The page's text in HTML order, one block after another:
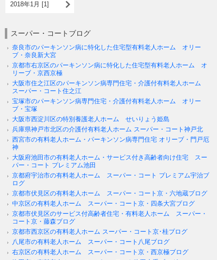
2018年1月 [1]
スーパー・コートブログ
奈良市のパーキンソン病に特化した住宅型有料老人ホーム オリー
ブ・奈良新大宮
京都市右京区のパーキンソン病に特化した住宅型有料老人ホーム オ
リーブ・京西京極
大阪市住之江区のパーキンソン病専門住宅・介護付有料老人ホーム
スーパー・コート住之江
宝塚市のパーキンソン病専門住宅・介護付有料老人ホーム オリー
ブ・宝塚
大阪市西淀川区の特別養護老人ホーム せいりょう姫島
兵庫県神戸市北区の介護付有料老人ホーム スーパー・コート神戸北
西宮市の有料老人ホーム・パーキンソン病専門住宅 オリーブ・門戸厄
神
大阪府池田市の有料老人ホーム・サービス付き高齢者向け住宅 スー
パー・コート プレミアム池田
京都府宇治市の有料老人ホーム スーパー・コート プレミアム宇治ブ
ログ
京都市伏見区の有料老人ホーム スーパー・コート京・六地蔵ブログ
中京区の有料老人ホーム スーパー・コート京・四条大宮ブログ
京都市伏見区のサービス付高齢者住宅・有料老人ホーム スーパー・
コート京・藤森ブログ
京都市西京区の有料老人ホーム スーパー・コート京･桂ブログ
八尾市の有料老人ホーム スーパー・コート八尾ブログ
右京区の有料老人ホーム スーパー・コート京・西京極ブログ